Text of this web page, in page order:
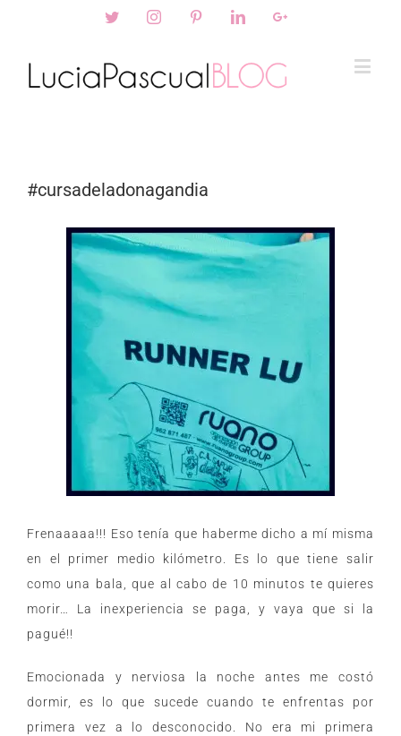
TwitterInstagramPinterestLinkedinGoogleplus
#cursadeladonagandia
Frenaaaaa!!! Eso tenía que haberme dicho a mí misma
en el primer medio kilómetro. Es lo que tiene salir
como una bala, que al cabo de 10 minutos te quieres
morir… La inexperiencia se paga, y vaya que si la
pagué!!
Emocionada y nerviosa la noche antes me costó
dormir, es lo que sucede cuando te enfrentas por
primera vez a lo desconocido. No era mi primera